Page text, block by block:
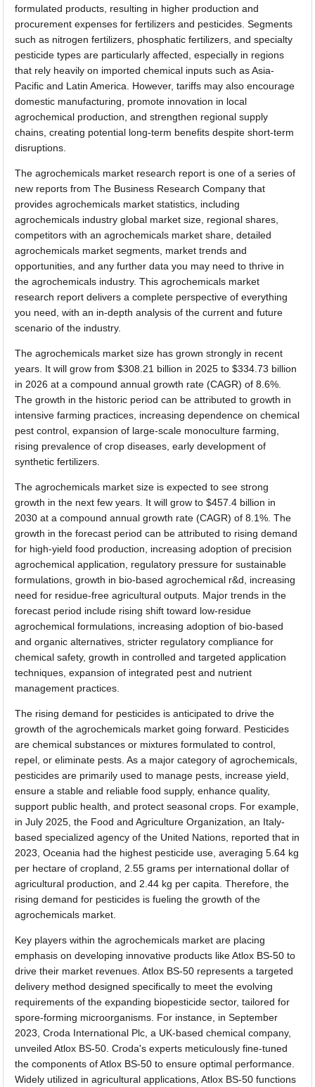
formulated products, resulting in higher production and
procurement expenses for fertilizers and pesticides. Segments
such as nitrogen fertilizers, phosphatic fertilizers, and specialty
pesticide types are particularly affected, especially in regions
that rely heavily on imported chemical inputs such as Asia-
Pacific and Latin America. However, tariffs may also encourage
domestic manufacturing, promote innovation in local
agrochemical production, and strengthen regional supply
chains, creating potential long-term benefits despite short-term
disruptions.
The agrochemicals market research report is one of a series of
new reports from The Business Research Company that
provides agrochemicals market statistics, including
agrochemicals industry global market size, regional shares,
competitors with an agrochemicals market share, detailed
agrochemicals market segments, market trends and
opportunities, and any further data you may need to thrive in
the agrochemicals industry. This agrochemicals market
research report delivers a complete perspective of everything
you need, with an in-depth analysis of the current and future
scenario of the industry.
The agrochemicals market size has grown strongly in recent
years. It will grow from $308.21 billion in 2025 to $334.73 billion
in 2026 at a compound annual growth rate (CAGR) of 8.6%.
The growth in the historic period can be attributed to growth in
intensive farming practices, increasing dependence on chemical
pest control, expansion of large-scale monoculture farming,
rising prevalence of crop diseases, early development of
synthetic fertilizers.
The agrochemicals market size is expected to see strong
growth in the next few years. It will grow to $457.4 billion in
2030 at a compound annual growth rate (CAGR) of 8.1%. The
growth in the forecast period can be attributed to rising demand
for high-yield food production, increasing adoption of precision
agrochemical application, regulatory pressure for sustainable
formulations, growth in bio-based agrochemical r&d, increasing
need for residue-free agricultural outputs. Major trends in the
forecast period include rising shift toward low-residue
agrochemical formulations, increasing adoption of bio-based
and organic alternatives, stricter regulatory compliance for
chemical safety, growth in controlled and targeted application
techniques, expansion of integrated pest and nutrient
management practices.
The rising demand for pesticides is anticipated to drive the
growth of the agrochemicals market going forward. Pesticides
are chemical substances or mixtures formulated to control,
repel, or eliminate pests. As a major category of agrochemicals,
pesticides are primarily used to manage pests, increase yield,
ensure a stable and reliable food supply, enhance quality,
support public health, and protect seasonal crops. For example,
in July 2025, the Food and Agriculture Organization, an Italy-
based specialized agency of the United Nations, reported that in
2023, Oceania had the highest pesticide use, averaging 5.64 kg
per hectare of cropland, 2.55 grams per international dollar of
agricultural production, and 2.44 kg per capita. Therefore, the
rising demand for pesticides is fueling the growth of the
agrochemicals market.
Key players within the agrochemicals market are placing
emphasis on developing innovative products like Atlox BS-50 to
drive their market revenues. Atlox BS-50 represents a targeted
delivery method designed specifically to meet the evolving
requirements of the expanding biopesticide sector, tailored for
spore-forming microorganisms. For instance, in September
2023, Croda International Plc, a UK-based chemical company,
unveiled Atlox BS-50. Croda's experts meticulously fine-tuned
the components of Atlox BS-50 to ensure optimal performance.
Widely utilized in agricultural applications, Atlox BS-50 functions